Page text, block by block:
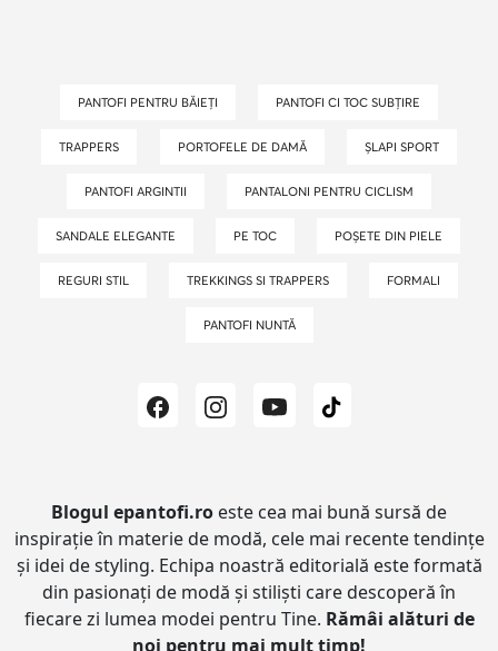
PANTOFI PENTRU BĂIEȚI PANTOFI CI TOC SUBȚIRE
TRAPPERS PORTOFELE DE DAMĂ ȘLAPI SPORT
PANTOFI ARGINTII PANTALONI PENTRU CICLISM
SANDALE ELEGANTE PE TOC POȘETE DIN PIELE
REGURI STIL TREKKINGS SI TRAPPERS FORMALI
PANTOFI NUNTĂ
Blogul epantofi.ro este cea mai bună sursă de
inspirație în materie de modă, cele mai recente tendințe
și idei de styling. Echipa noastră editorială este formată
din pasionați de modă și stiliști care descoperă în
fiecare zi lumea modei pentru Tine. Rămâi alături de
noi pentru mai mult timp!